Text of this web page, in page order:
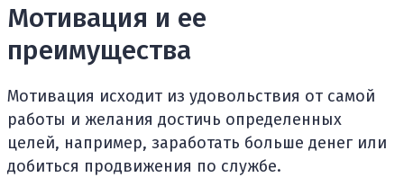
Мотивация и ее
преимущества
Мотивация исходит из удовольствия от самой
работы и желания достичь определенных
целей, например, заработать больше денег или
добиться продвижения по службе.